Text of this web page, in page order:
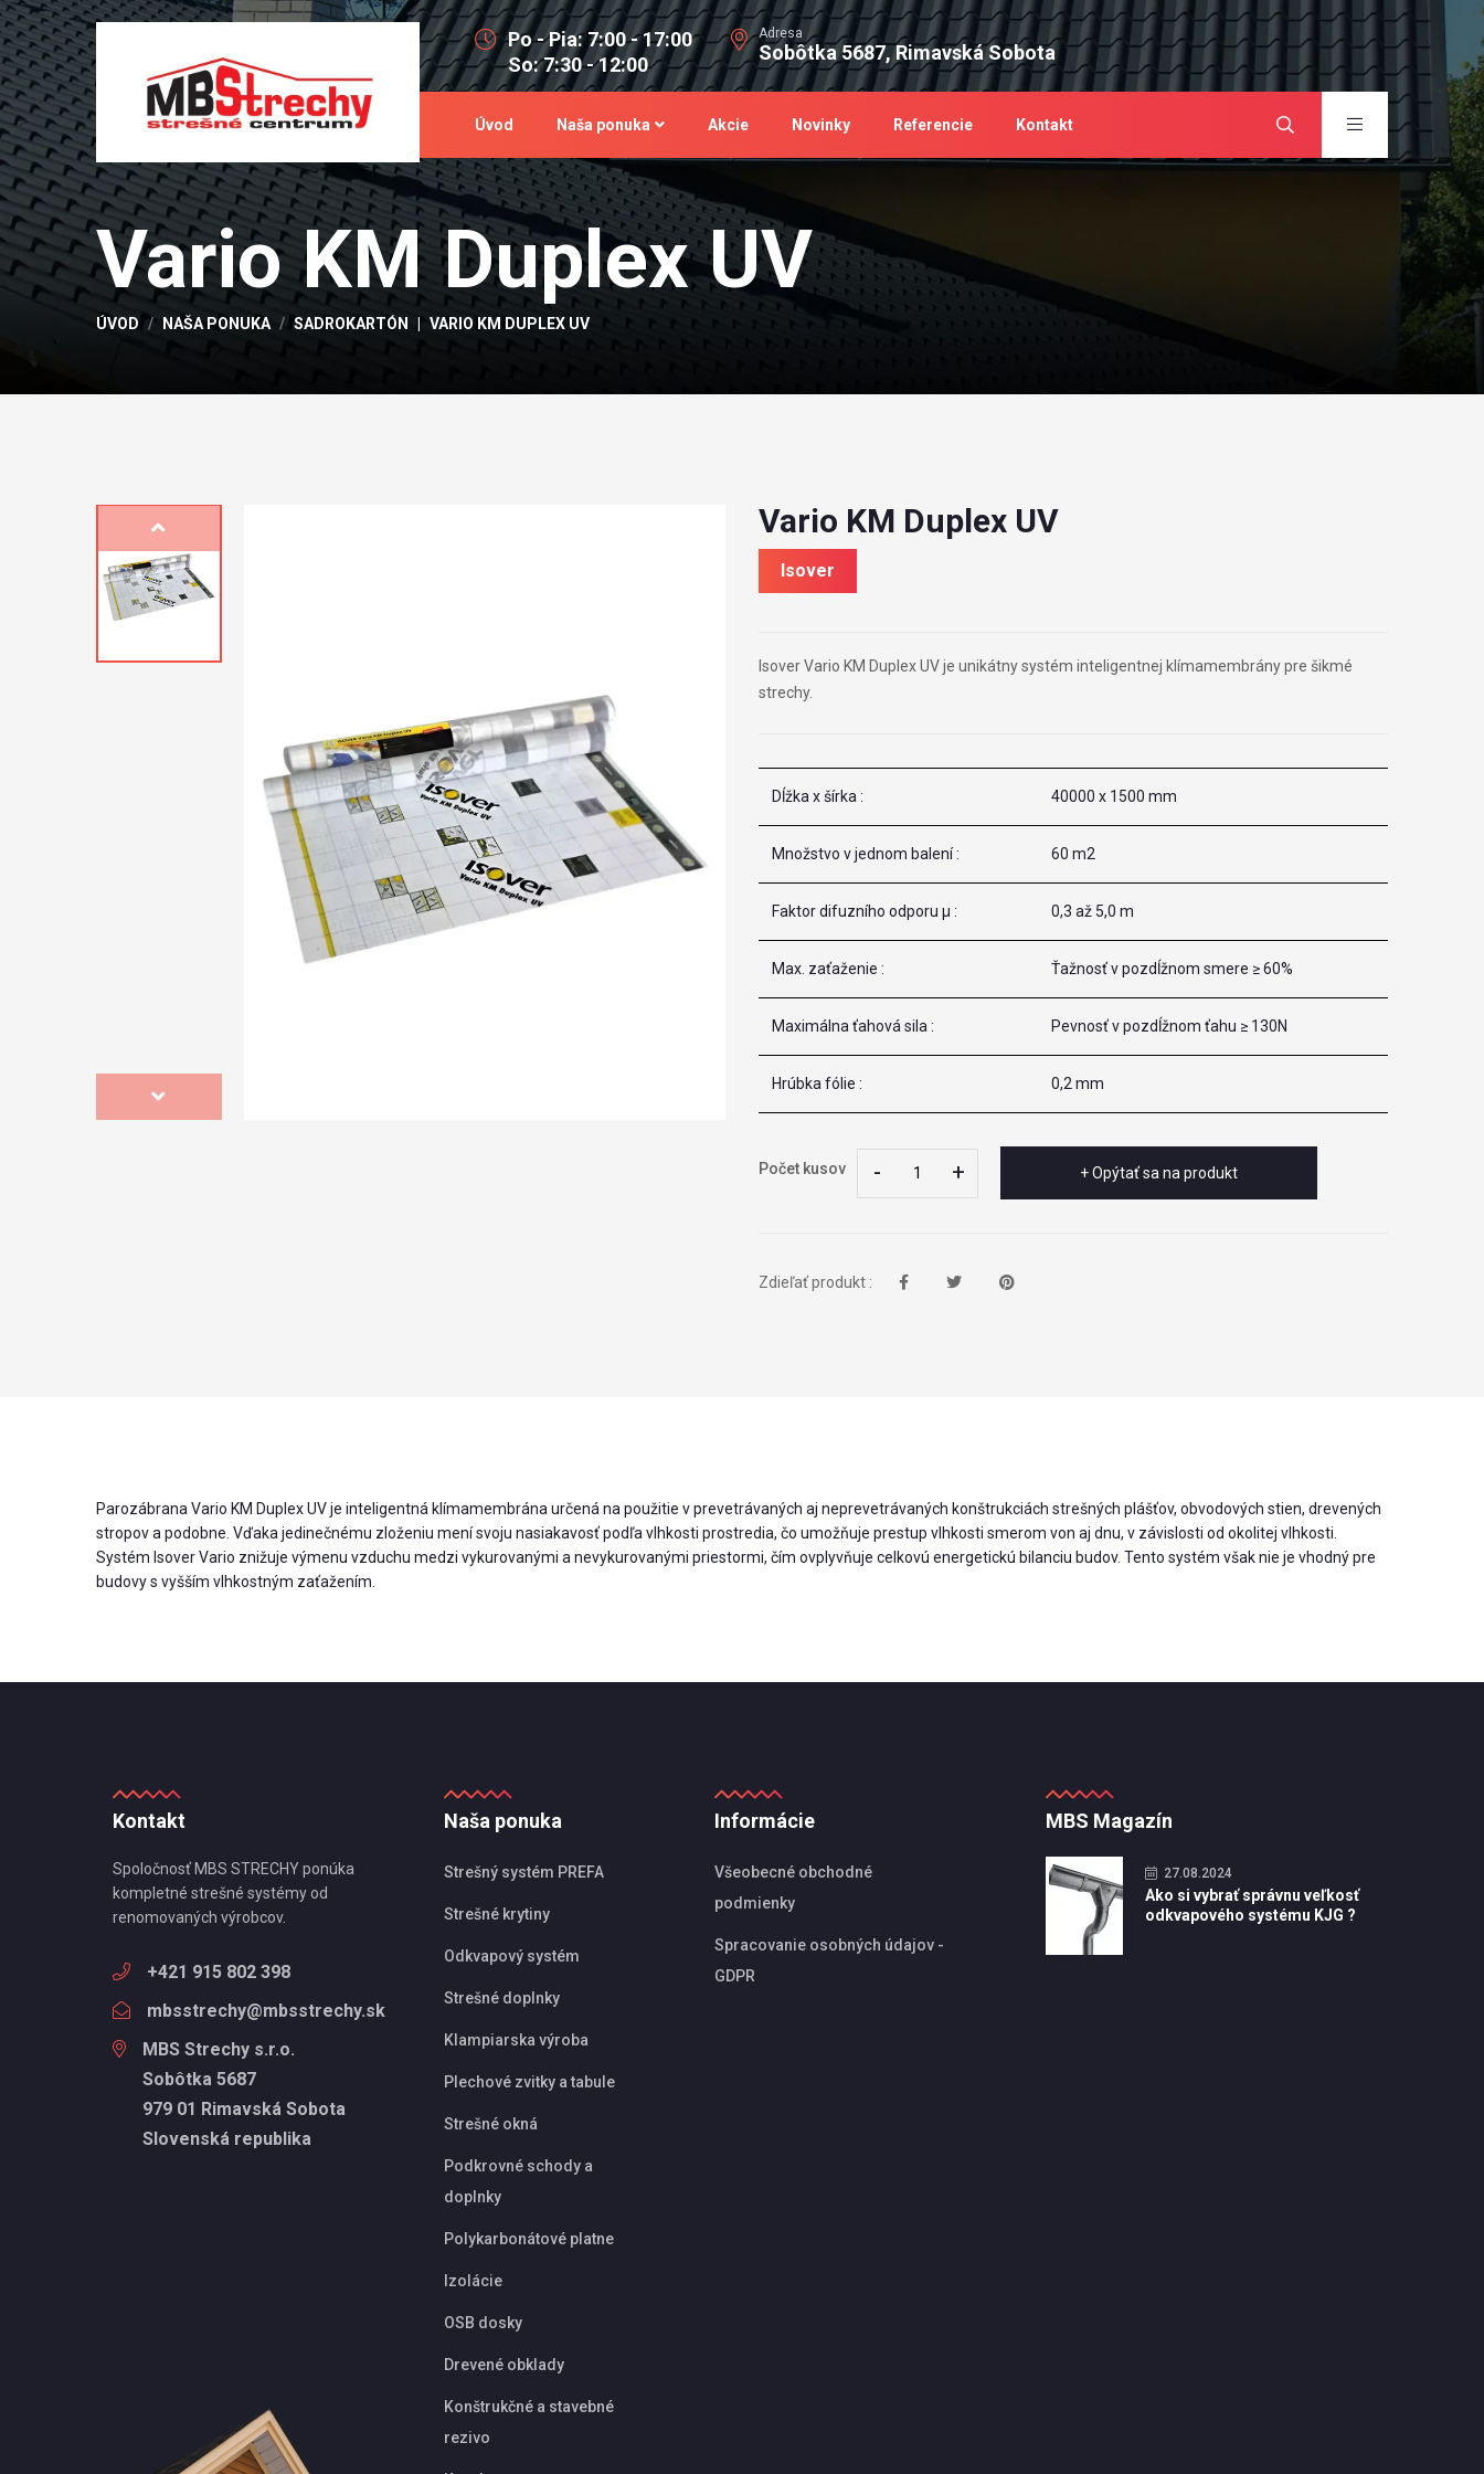
Po - Pia: 7:00 - 17:00
So: 7:30 - 12:00
Adresa
Sobôtka 5687, Rimavská Sobota
Úvod Naša ponuka Akcie Novinky Referencie Kontakt
Vario KM Duplex UV
ÚVOD NAŠA PONUKA SADROKARTÓN VARIO KM DUPLEX UV
Vario KM Duplex UV
Isover
Isover Vario KM Duplex UV je unikátny systém inteligentnej klímamembrány pre šikmé
strechy.
Dĺžka x šírka : 40000 x 1500 mm
Množstvo v jednom balení : 60 m2
Faktor difuzního odporu μ : 0,3 až 5,0 m
Max. zaťaženie : Ťažnosť v pozdĺžnom smere ≥ 60%
Maximálna ťahová sila : Pevnosť v pozdĺžnom ťahu ≥ 130N
Hrúbka fólie : 0,2 mm
Počet kusov - +
- + + Opýtať sa na produkt
Zdieľať produkt :
Parozábrana Vario KM Duplex UV je inteligentná klímamembrána určená na použitie v prevetrávaných aj neprevetrávaných konštrukciách strešných plášťov, obvodových stien, drevených
stropov a podobne. Vďaka jedinečnému zloženiu mení svoju nasiakavosť podľa vlhkosti prostredia, čo umožňuje prestup vlhkosti smerom von aj dnu, v závislosti od okolitej vlhkosti.
Systém Isover Vario znižuje výmenu vzduchu medzi vykurovanými a nevykurovanými priestormi, čím ovplyvňuje celkovú energetickú bilanciu budov. Tento systém však nie je vhodný pre
budovy s vyšším vlhkostným zaťažením.
Kontakt
Spoločnosť MBS STRECHY ponúka
kompletné strešné systémy od
renomovaných výrobcov.
+421 915 802 398
mbsstrechy@mbsstrechy.sk
MBS Strechy s.r.o.
Sobôtka 5687
979 01 Rimavská Sobota
Slovenská republika
Naša ponuka
Strešný systém PREFA
Strešné krytiny
Odkvapový systém
Strešné doplnky
Klampiarska výroba
Plechové zvitky a tabule
Strešné okná
Podkrovné schody a
doplnky
Polykarbonátové platne
Izolácie
OSB dosky
Drevené obklady
Konštrukčné a stavebné
rezivo
Informácie
Všeobecné obchodné
podmienky
Spracovanie osobných údajov -
GDPR
MBS Magazín
27.08.2024
Ako si vybrať správnu veľkosť
odkvapového systému KJG ?